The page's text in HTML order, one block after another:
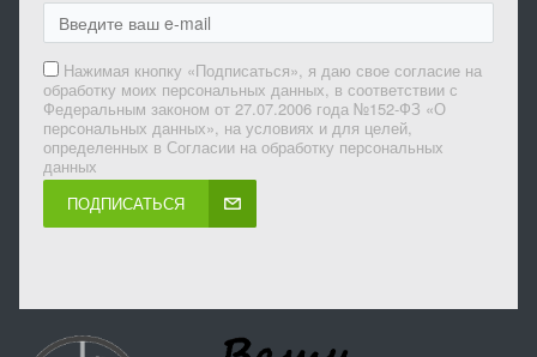
Нажимая кнопку «Подписаться», я даю свое согласие на
обработку моих персональных данных, в соответствии с
Федеральным законом от 27.07.2006 года №152-ФЗ «О
персональных данных», на условиях и для целей,
определенных в Согласии на обработку персональных
данных
ПОДПИСАТЬСЯ